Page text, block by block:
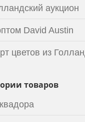
аукцион
David Austin
цветов из
товаров